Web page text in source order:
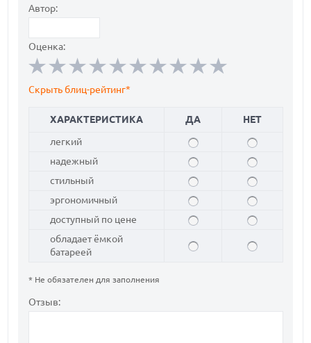
Автор:
Оценка:
Скрыть блиц-рейтинг*
ХАРАКТЕРИСТИКА ДА
НЕТ
легкий
надежный
стильный
эргономичный
доступный по цене
обладает ёмкой
батареей
* Не обязателен для заполнения
Отзыв: